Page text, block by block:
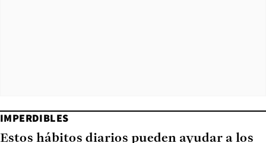
IMPERDIBLES
Estos hábitos diarios pueden ayudar a los